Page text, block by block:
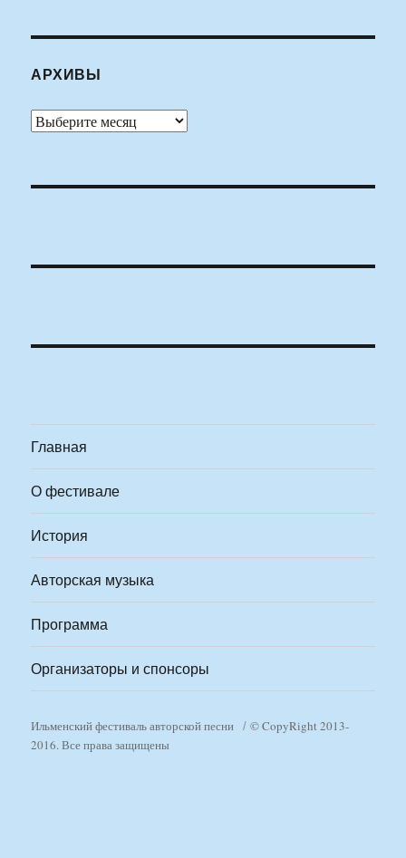
АРХИВЫ
Архивы
Главная
О фестивале
История
Авторская музыка
Программа
Организаторы и спонсоры
Ильменский фестиваль авторской песни
© CopyRight 2013-
2016. Все права защищены